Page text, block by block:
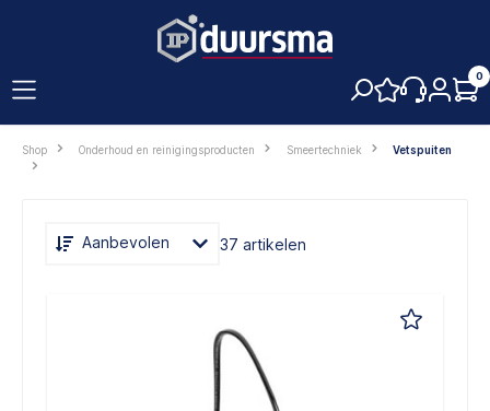
0
Shop Onderhoud en reinigingsproducten Smeertechniek Vetspuiten
Aanbevolen 37 artikelen